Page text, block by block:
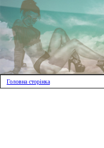
Головна сторінка